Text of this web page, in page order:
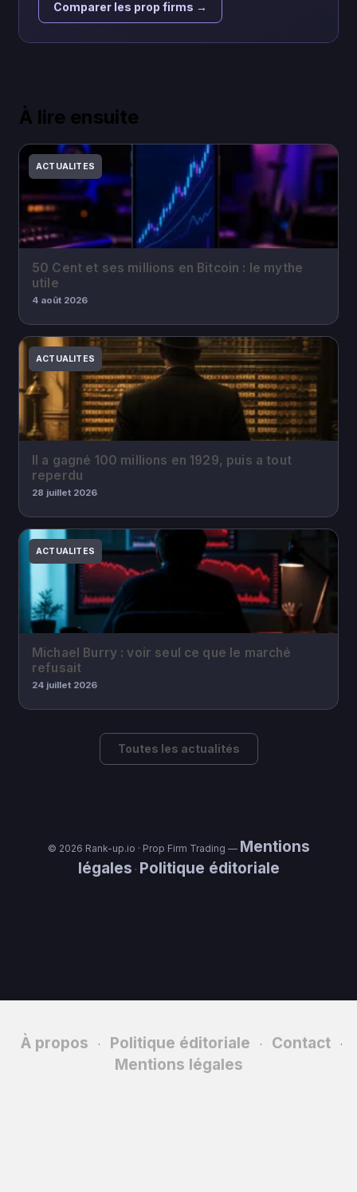
Comparer les prop firms →
À lire ensuite
ACTUALITES
50 Cent et ses millions en Bitcoin : le mythe
utile
4 août 2026
ACTUALITES
Il a gagné 100 millions en 1929, puis a tout
reperdu
28 juillet 2026
ACTUALITES
Michael Burry : voir seul ce que le marché
refusait
24 juillet 2026
Toutes les actualités
© 2026 Rank-up.io · Prop Firm Trading — Mentions
légales · Politique éditoriale
À propos · Politique éditoriale · Contact ·
Mentions légales